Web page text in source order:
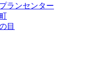
ランセンター
目